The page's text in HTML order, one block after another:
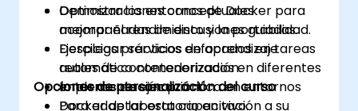
Optimizar los entornos de Docker para
mejorar el rendimiento y la portabilidad.
Desplegar servicios de aprendizaje
automático contenerizados en diferentes
entornos de ejecución.
Demostraciones conceptuales
acompañadas de discusiones guiadas.
Ejercicios prácticos enfocados en tareas
reales de contenedorización.
Implementación práctica en entornos
Docker de laboratorio en vivo.
Opciones de personalización del curso
Para adaptar esta capacitación a su